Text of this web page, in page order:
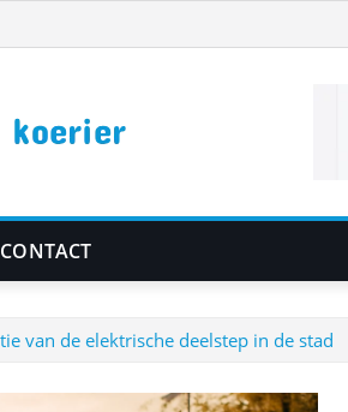
CONTACT
van de elektrische deelstep in de stad